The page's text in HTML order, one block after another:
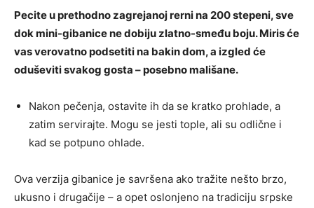
Pecite u prethodno zagrejanoj rerni na 200 stepeni, sve
dok mini-gibanice ne dobiju zlatno-smeđu boju. Miris će
vas verovatno podsetiti na bakin dom, a izgled će
oduševiti svakog gosta – posebno mališane.
Nakon pečenja, ostavite ih da se kratko prohlade, a
zatim servirajte. Mogu se jesti tople, ali su odlične i
kad se potpuno ohlade.
Ova verzija gibanice je savršena ako tražite nešto brzo,
ukusno i drugačije – a opet oslonjeno na tradiciju srpske